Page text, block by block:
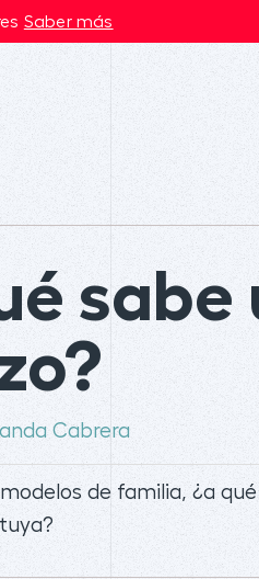
Saber más
sabe
Cabrera
de familia, ¿a